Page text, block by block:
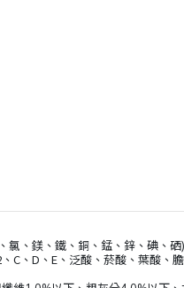
、鎂、鐵、銅、錳、鋅、碘、
C、D、E、泛酸、菸酸、葉酸、